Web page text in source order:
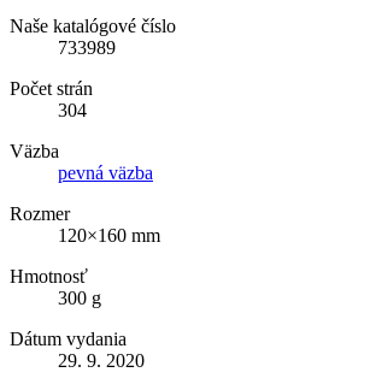
Naše katalógové číslo
733989
Počet strán
304
Väzba
pevná väzba
Rozmer
120×160 mm
Hmotnosť
300 g
Dátum vydania
29. 9. 2020